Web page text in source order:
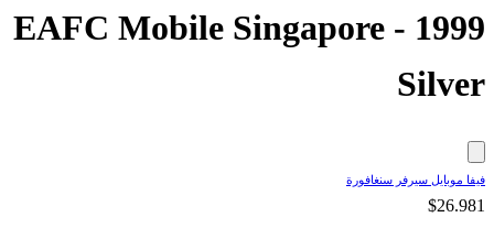
EAFC Mobile Singapore - 1999
Silver
فيفا موبايل سيرفر سنغافورة
$26.981